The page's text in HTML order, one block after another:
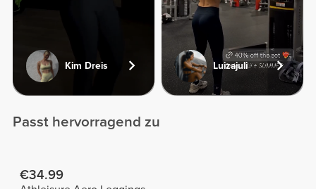
Kim Dreis Luizajuli
Passt hervorragend zu
€34.99